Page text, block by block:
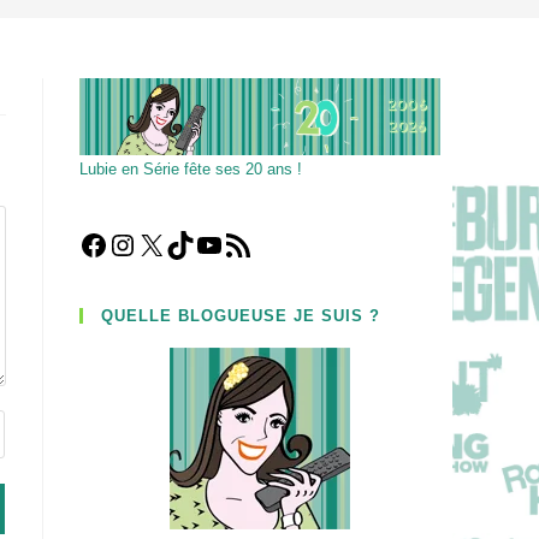
Lubie en Série fête ses 20 ans !
Facebook
Instagram
X TikTokYouTube
Flux RSS
QUELLE BLOGUEUSE JE SUIS ?